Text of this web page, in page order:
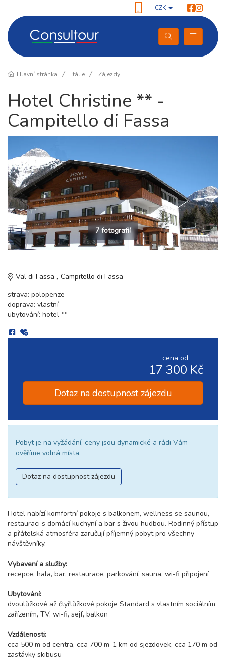
CZK
Hlavní stránka Itálie Zájezdy
Hotel Christine ** -
Campitello di Fassa
7 fotografií
Val di Fassa
Campitello di Fassa
strava: polopenze
doprava: vlastní
ubytování: hotel **
cena od
17 300 Kč
Dotaz na dostupnost zájezdu
Pobyt je na vyžádání, ceny jsou dynamické a rádi Vám
ověříme volná místa.
Dotaz na dostupnost zájezdu
Hotel nabízí komfortní pokoje s balkonem, wellness se saunou,
restauraci s domácí kuchyní a bar s živou hudbou. Rodinný přístup
a přátelská atmosféra zaručují příjemný pobyt pro všechny
návštěvníky.
Vybavení a služby:
recepce, hala, bar, restaurace, parkování, sauna, wi-fi připojení
Ubytování:
dvoulůžkové až čtyřlůžkové pokoje Standard s vlastním sociálním
zařízením, TV, wi-fi, sejf, balkon
Vzdálenosti:
cca 500 m od centra, cca 700 m-1 km od sjezdovek, cca 170 m od
zastávky skibusu